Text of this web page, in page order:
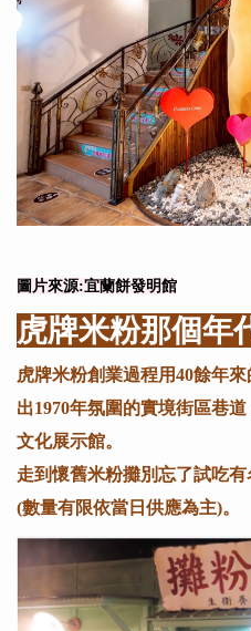
圖片來源:宜蘭餅發明館
虎牌米粉那個年
虎牌米粉創業過程用40餘年
出1970年氛圍的實境街區巷
文化展示館。
走到懷舊米粉攤別忘了試吃
(數量有限依當日供應為主)。